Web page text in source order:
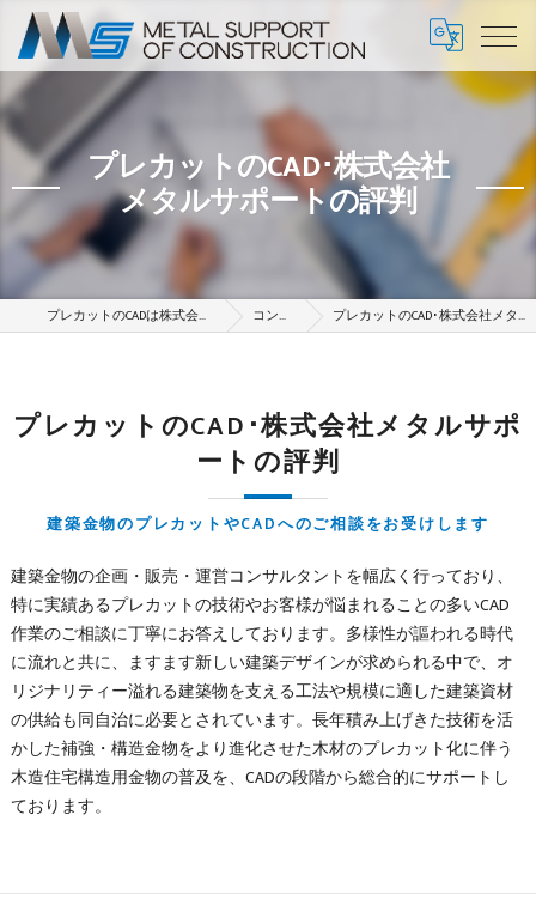
プレカットのCAD･株式会社
メタルサポートの評判
プレカットのCADは株式会社メタルサポート コンセプト プレカットのCAD･株式会社メタルサポートの評判
建築金物のプレカットやCADへのご相談をお受けします
プレカットのCAD･株式会社メタルサポ
ートの評判
建築金物の企画・販売・運営コンサルタントを幅広く行っており、
特に実績あるプレカットの技術やお客様が悩まれることの多いCAD
作業のご相談に丁寧にお答えしております。多様性が謳われる時代
に流れと共に、ますます新しい建築デザインが求められる中で、オ
リジナリティー溢れる建築物を支える工法や規模に適した建築資材
の供給も同自治に必要とされています。長年積み上げきた技術を活
かした補強・構造金物をより進化させた木材のプレカット化に伴う
木造住宅構造用金物の普及を、CADの段階から総合的にサポートし
ております。